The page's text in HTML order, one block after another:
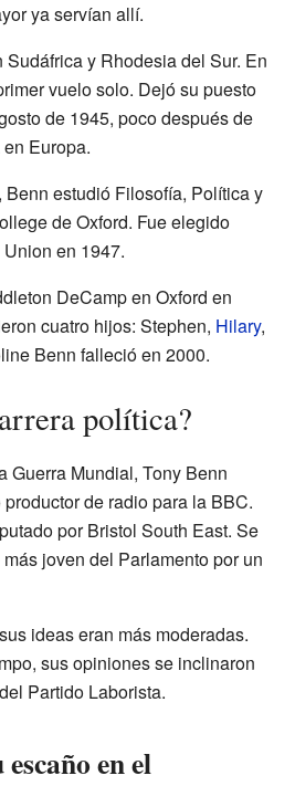
ya servían allí.
y Rhodesia del Sur. En
vuelo solo. Dejó su puesto
de 1945, poco después de
Europa.
estudió Filosofía, Política y
de Oxford. Fue elegido
en 1947.
DeCamp en Oxford en
cuatro hijos: Stephen, Hilary,
Benn falleció en 2000.
política?
Guerra Mundial, Tony Benn
de radio para la BBC.
por Bristol South East. Se
joven del Parlamento por un
ideas eran más moderadas.
sus opiniones se inclinaron
Partido Laborista.
en el